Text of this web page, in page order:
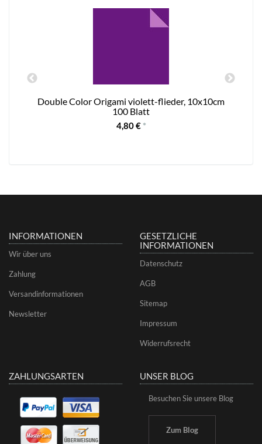
Double Color Origami violett-flieder, 10x10cm
100 Blatt
4,80 € *
INFORMATIONEN
Wir über uns
Zahlung
Versandinformationen
Newsletter
GESETZLICHE
INFORMATIONEN
Datenschutz
AGB
Sitemap
Impressum
Widerrufsrecht
ZAHLUNGSARTEN UNSER BLOG
Besuchen Sie unsere Blog
Zum Blog